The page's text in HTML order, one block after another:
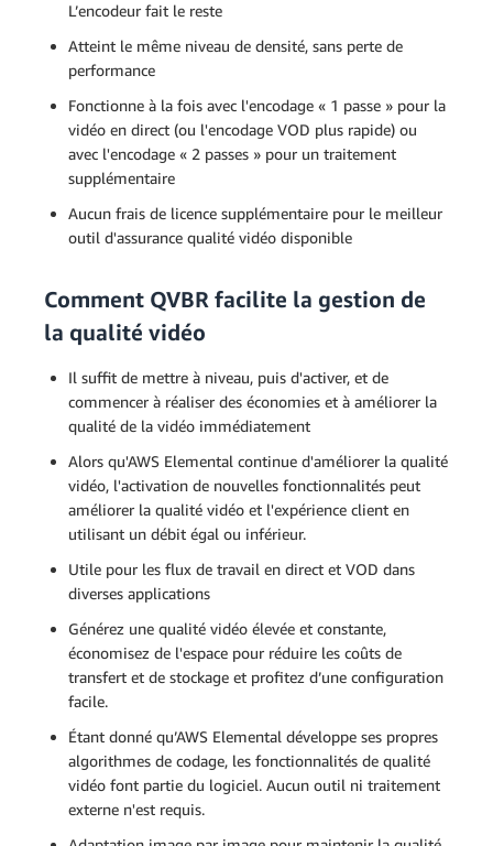
L’encodeur fait le reste
Atteint le même niveau de densité, sans perte de
performance
Fonctionne à la fois avec l'encodage « 1 passe » pour la
vidéo en direct (ou l'encodage VOD plus rapide) ou
avec l'encodage « 2 passes » pour un traitement
supplémentaire
Aucun frais de licence supplémentaire pour le meilleur
outil d'assurance qualité vidéo disponible
Comment QVBR facilite la gestion de
la qualité vidéo
Il suffit de mettre à niveau, puis d'activer, et de
commencer à réaliser des économies et à améliorer la
qualité de la vidéo immédiatement
Alors qu'AWS Elemental continue d'améliorer la qualité
vidéo, l'activation de nouvelles fonctionnalités peut
améliorer la qualité vidéo et l'expérience client en
utilisant un débit égal ou inférieur.
Utile pour les flux de travail en direct et VOD dans
diverses applications
Générez une qualité vidéo élevée et constante,
économisez de l'espace pour réduire les coûts de
transfert et de stockage et profitez d’une configuration
facile.
Étant donné qu’AWS Elemental développe ses propres
algorithmes de codage, les fonctionnalités de qualité
vidéo font partie du logiciel. Aucun outil ni traitement
externe n'est requis.